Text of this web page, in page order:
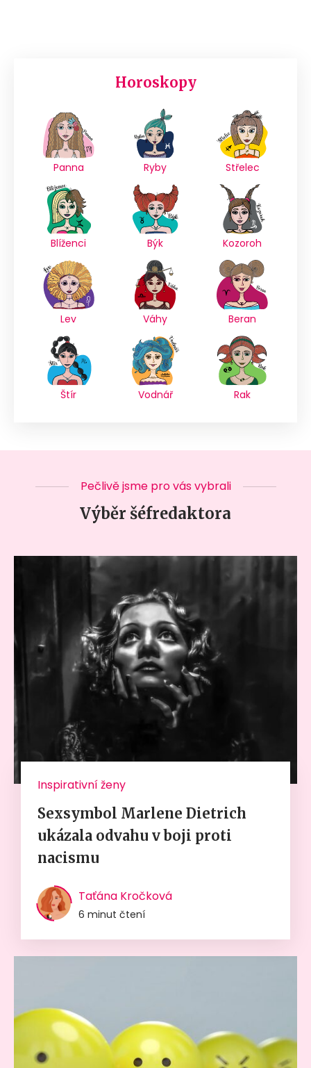
Horoskopy
Panna Ryby Střelec
Blíženci Býk Kozoroh
Lev Váhy Beran
Štír Vodnář Rak
Pečlivě jsme pro vás vybrali
Výběr šéfredaktora
Inspirativní ženy
Sexsymbol Marlene Dietrich
ukázala odvahu v boji proti
nacismu
Taťána Kročková
6 minut čtení